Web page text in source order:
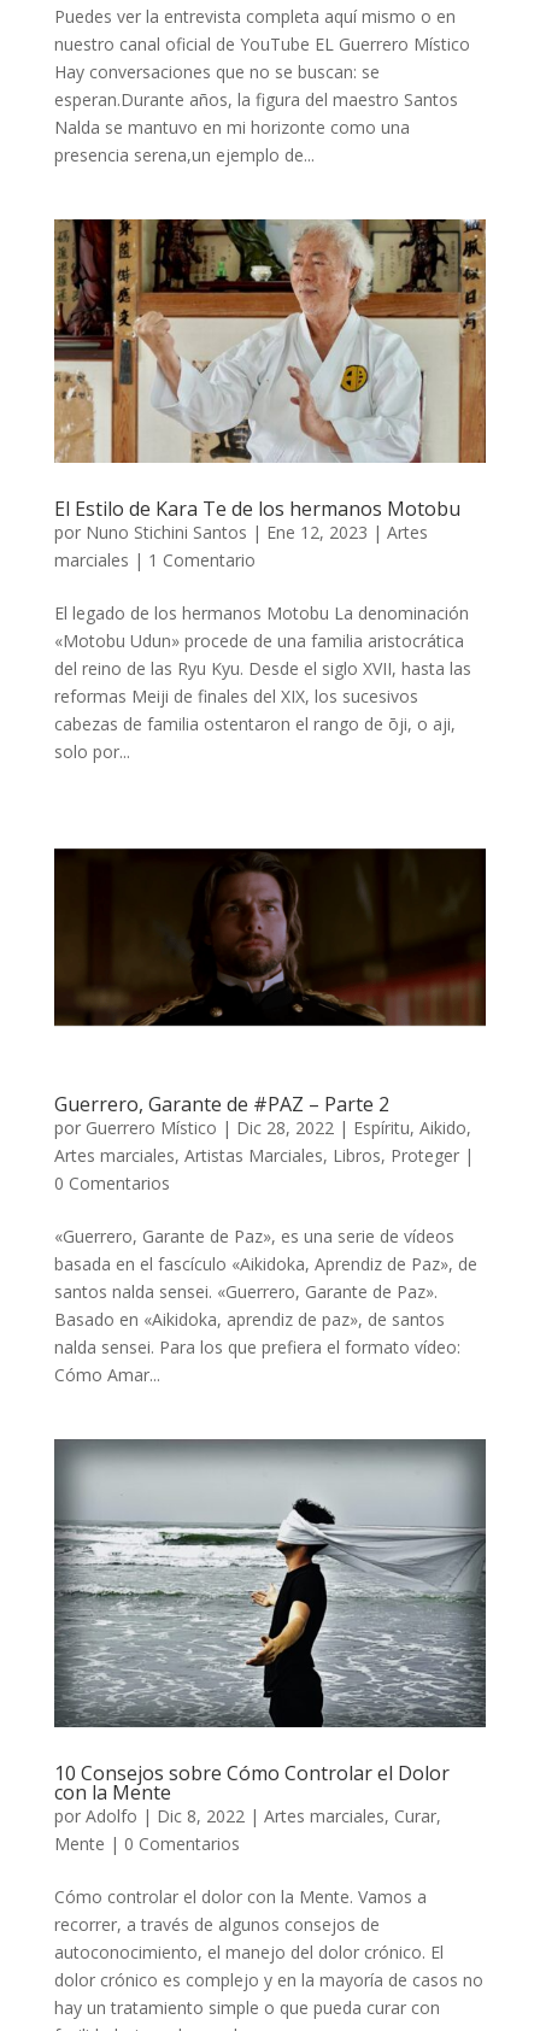
Puedes ver la entrevista completa aquí mismo o en
nuestro canal oficial de YouTube EL Guerrero Místico
Hay conversaciones que no se buscan: se
esperan.Durante años, la figura del maestro Santos
Nalda se mantuvo en mi horizonte como una
presencia serena,un ejemplo de...
El Estilo de Kara Te de los hermanos Motobu
por Nuno Stichini Santos | Ene 12, 2023 | Artes
marciales | 1 Comentario
El legado de los hermanos Motobu La denominación
«Motobu Udun» procede de una familia aristocrática
del reino de las Ryu Kyu. Desde el siglo XVII, hasta las
reformas Meiji de finales del XIX, los sucesivos
cabezas de familia ostentaron el rango de ōji, o aji,
solo por...
Guerrero, Garante de #PAZ – Parte 2
por Guerrero Místico | Dic 28, 2022| Espíritu, Aikido,
Artes marciales, Artistas Marciales, Libros, Proteger|
0 Comentarios
«Guerrero, Garante de Paz», es una serie de vídeos
basada en el fascículo «Aikidoka, Aprendiz de Paz», de
santos nalda sensei. «Guerrero, Garante de Paz».
Basado en «Aikidoka, aprendiz de paz», de santos
nalda sensei. Para los que prefiera el formato vídeo:
Cómo Amar...
10 Consejos sobre Cómo Controlar el Dolor
con la Mente
por Adolfo | Dic 8, 2022| Artes marciales, Curar,
Mente | 0 Comentarios
Cómo controlar el dolor con la Mente. Vamos a
recorrer, a través de algunos consejos de
autoconocimiento, el manejo del dolor crónico. El
dolor crónico es complejo y en la mayoría de casos no
hay un tratamiento simple o que pueda curar con